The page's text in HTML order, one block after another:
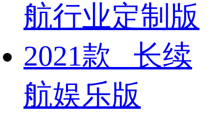
航行业定制版
2021款 长续
航娱乐版